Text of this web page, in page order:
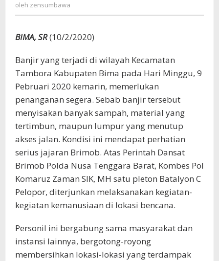
oleh zensumbawa
BIMA, SR(10/2/2020)
Banjir yang terjadi di wilayah Kecamatan
Tambora Kabupaten Bima pada Hari Minggu, 9
Pebruari 2020 kemarin, memerlukan
penanganan segera. Sebab banjir tersebut
menyisakan banyak sampah, material yang
tertimbun, maupun lumpur yang menutup
akses jalan. Kondisi ini mendapat perhatian
serius jajaran Brimob. Atas Perintah Dansat
Brimob Polda Nusa Tenggara Barat, Kombes Pol
Komaruz Zaman SIK, MH satu pleton Batalyon C
Pelopor, diterjunkan melaksanakan kegiatan-
kegiatan kemanusiaan di lokasi bencana.
Personil ini bergabung sama masyarakat dan
instansi lainnya, bergotong-royong
membersihkan lokasi-lokasi yang terdampak